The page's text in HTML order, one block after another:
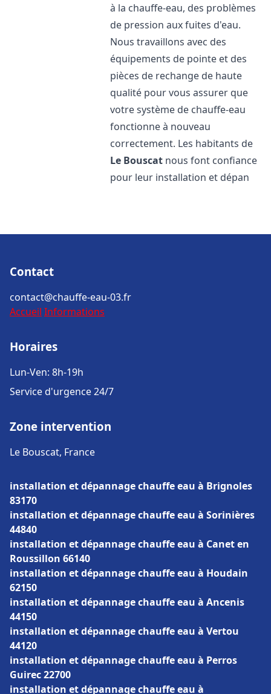
à la chauffe-eau, des problèmes
de pression aux fuites d'eau.
Nous travaillons avec des
équipements de pointe et des
pièces de rechange de haute
qualité pour vous assurer que
votre système de chauffe-eau
fonctionne à nouveau
correctement. Les habitants de
Le Bouscat nous font confiance
pour leur installation et dépan
Contact
contact@chauffe-eau-03.fr
Accueil Informations
Horaires
Lun-Ven: 8h-19h
Service d'urgence 24/7
Zone intervention
Le Bouscat, France
installation et dépannage chauffe eau à Brignoles
83170
installation et dépannage chauffe eau à Sorinières
44840
installation et dépannage chauffe eau à Canet en
Roussillon 66140
installation et dépannage chauffe eau à Houdain
62150
installation et dépannage chauffe eau à Ancenis
44150
installation et dépannage chauffe eau à Vertou
44120
installation et dépannage chauffe eau à Perros
Guirec 22700
installation et dépannage chauffe eau à